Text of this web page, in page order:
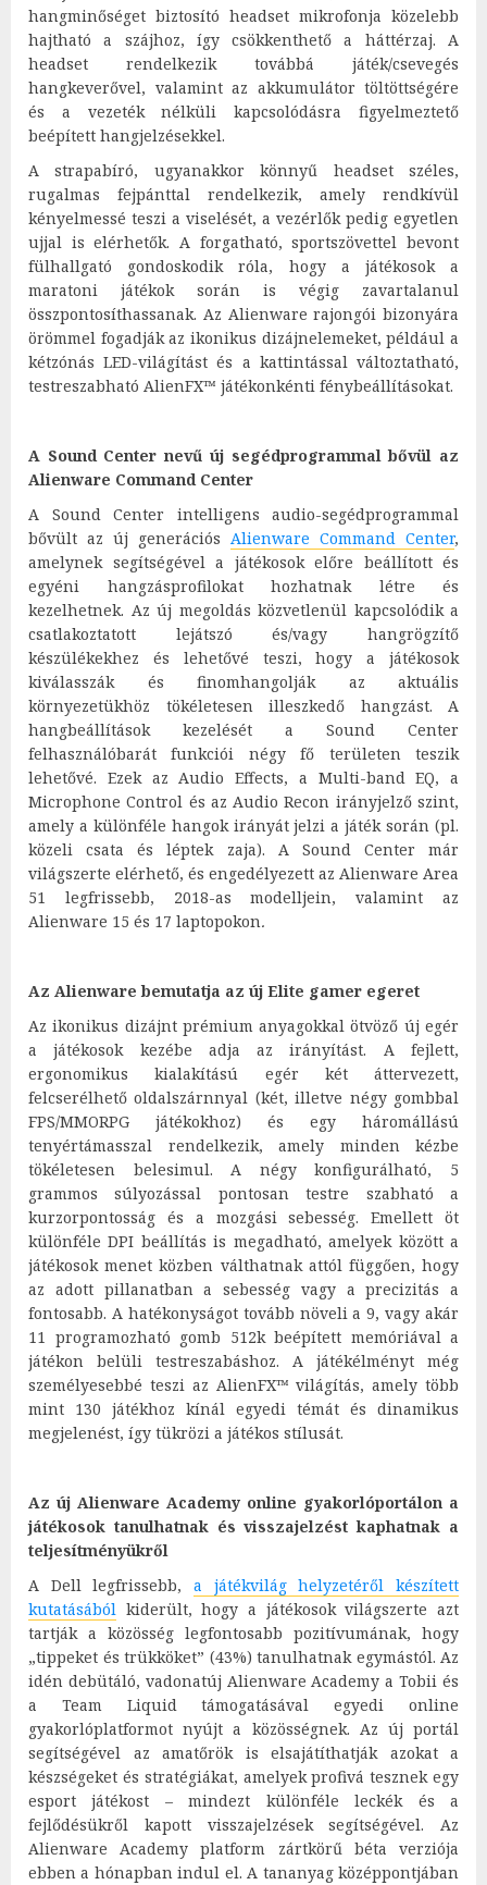
hangminőséget biztosító headset mikrofonja közelebb
hajtható a szájhoz, így csökkenthető a háttérzaj. A
headset rendelkezik továbbá játék/csevegés
hangkeverővel, valamint az akkumulátor töltöttségére
és a vezeték nélküli kapcsolódásra figyelmeztető
beépített hangjelzésekkel.
A strapabíró, ugyanakkor könnyű headset széles,
rugalmas fejpánttal rendelkezik, amely rendkívül
kényelmessé teszi a viselését, a vezérlők pedig egyetlen
ujjal is elérhetők. A forgatható, sportszövettel bevont
fülhallgató gondoskodik róla, hogy a játékosok a
maratoni játékok során is végig zavartalanul
összpontosíthassanak. Az Alienware rajongói bizonyára
örömmel fogadják az ikonikus dizájnelemeket, például a
kétzónás LED-világítást és a kattintással változtatható,
testreszabható AlienFX™ játékonkénti fénybeállításokat.
A Sound Center nevű új segédprogrammal bővül az
Alienware Command Center
A Sound Center intelligens audio-segédprogrammal
bővült az új generációs Alienware Command Center,
amelynek segítségével a játékosok előre beállított és
egyéni hangzásprofilokat hozhatnak létre és
kezelhetnek. Az új megoldás közvetlenül kapcsolódik a
csatlakoztatott lejátszó és/vagy hangrögzítő
készülékekhez és lehetővé teszi, hogy a játékosok
kiválasszák és finomhangolják az aktuális
környezetükhöz tökéletesen illeszkedő hangzást. A
hangbeállítások kezelését a Sound Center
felhasználóbarát funkciói négy fő területen teszik
lehetővé. Ezek az Audio Effects, a Multi-band EQ, a
Microphone Control és az Audio Recon irányjelző szint,
amely a különféle hangok irányát jelzi a játék során (pl.
közeli csata és léptek zaja). A Sound Center már
világszerte elérhető, és engedélyezett az Alienware Area
51 legfrissebb, 2018-as modelljein, valamint az
Alienware 15 és 17 laptopokon.
Az Alienware bemutatja az új Elite gamer egeret
Az ikonikus dizájnt prémium anyagokkal ötvöző új egér
a játékosok kezébe adja az irányítást. A fejlett,
ergonomikus kialakítású egér két áttervezett,
felcserélhető oldalszárnnyal (két, illetve négy gombbal
FPS/MMORPG játékokhoz) és egy háromállású
tenyértámasszal rendelkezik, amely minden kézbe
tökéletesen belesimul. A négy konfigurálható, 5
grammos súlyozással pontosan testre szabható a
kurzorpontosság és a mozgási sebesség. Emellett öt
különféle DPI beállítás is megadható, amelyek között a
játékosok menet közben válthatnak attól függően, hogy
az adott pillanatban a sebesség vagy a precizitás a
fontosabb. A hatékonyságot tovább növeli a 9, vagy akár
11 programozható gomb 512k beépített memóriával a
játékon belüli testreszabáshoz. A játékélményt még
személyesebbé teszi az AlienFX™ világítás, amely több
mint 130 játékhoz kínál egyedi témát és dinamikus
megjelenést, így tükrözi a játékos stílusát.
Az új Alienware Academy online gyakorlóportálon a
játékosok tanulhatnak és visszajelzést kaphatnak a
teljesítményükről
A Dell legfrissebb, a játékvilág helyzetéről készített
kutatásából kiderült, hogy a játékosok világszerte azt
tartják a közösség legfontosabb pozitívumának, hogy
„tippeket és trükköket” (43%) tanulhatnak egymástól. Az
idén debütáló, vadonatúj Alienware Academy a Tobii és
a Team Liquid támogatásával egyedi online
gyakorlóplatformot nyújt a közösségnek. Az új portál
segítségével az amatőrök is elsajátíthatják azokat a
készségeket és stratégiákat, amelyek profivá tesznek egy
esport játékost – mindezt különféle leckék és a
fejlődésükről kapott visszajelzések segítségével. Az
Alienware Academy platform zártkörű béta verziója
ebben a hónapban indul el. A tananyag középpontjában